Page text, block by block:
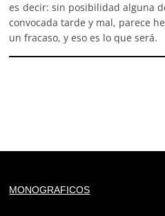
es decir: sin posibilidad alguna
convocada tarde y mal, parece
un fracaso, y eso es lo que será.
MONOGRAFICOS
of type string is deprecated in